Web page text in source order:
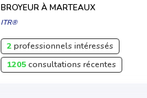
BROYEUR À MARTEAUX
ITR®
2professionnels intéressés
1205consultations récentes